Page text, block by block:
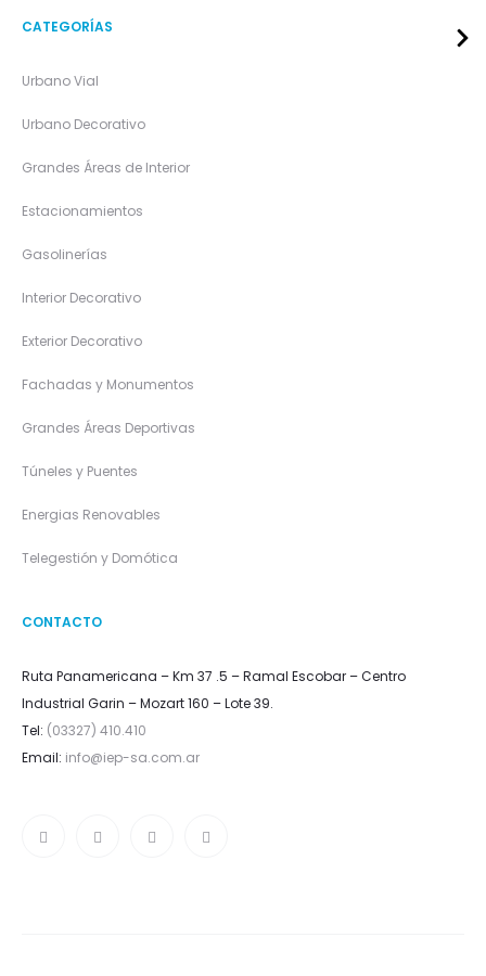
CATEGORÍAS
Urbano Vial
Urbano Decorativo
Grandes Áreas de Interior
Estacionamientos
Gasolinerías
Interior Decorativo
Exterior Decorativo
Fachadas y Monumentos
Grandes Áreas Deportivas
Túneles y Puentes
Energias Renovables
Telegestión y Domótica
CONTACTO
Ruta Panamericana – Km 37 .5 – Ramal Escobar – Centro
Industrial Garin – Mozart 160 – Lote 39.
Tel: (03327) 410.410
Email: info@iep-sa.com.ar